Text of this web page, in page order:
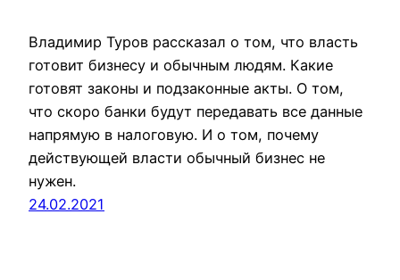
Владимир Туров рассказал о том, что власть
готовит бизнесу и обычным людям. Какие
готовят законы и подзаконные акты. О том,
что скоро банки будут передавать все данные
напрямую в налоговую. И о том, почему
действующей власти обычный бизнес не
нужен.
24.02.2021